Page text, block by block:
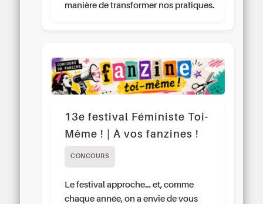
manière de transformer nos pratiques.
13e festival Féministe Toi-
Même ! | À vos fanzines !
CONCOURS
Le festival approche… et, comme
chaque année, on a envie de vous